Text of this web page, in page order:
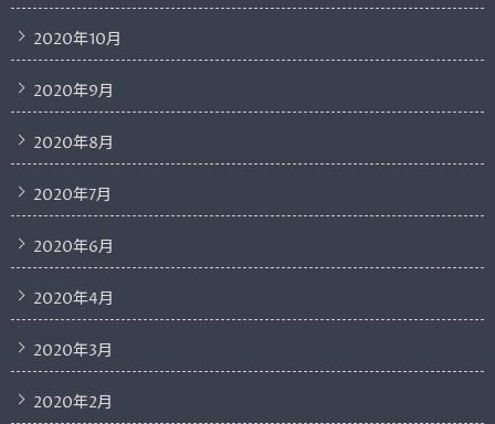
2020年10月
2020年9月
2020年8月
2020年7月
2020年6月
2020年4月
2020年3月
2020年2月